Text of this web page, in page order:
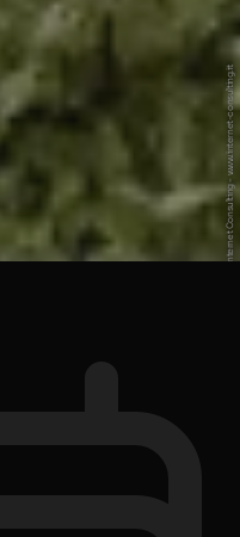
© Sabine O. - Internet Consulting - www.internet-consulting.it